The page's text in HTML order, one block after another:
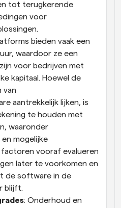
tot terugkerende
voor
bieden vaak een
waardoor ze een
voor bedrijven met
kapitaal. Hoewel de
van
aantrekkelijk lijken, is
te houden met
waaronder
mogelijke
factoren vooraf evalueren
later te voorkomen en
de software in de
blijft.
: Onderhoud en